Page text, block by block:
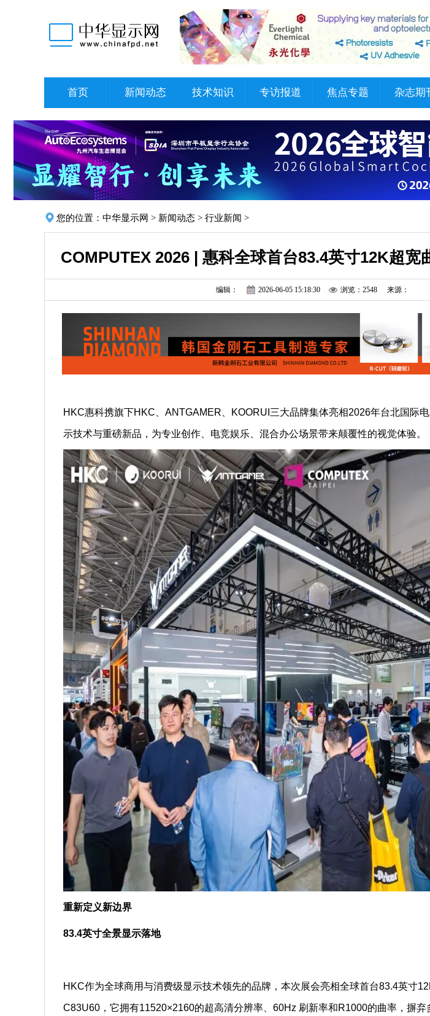
首页 新闻动态 技术知识 专访报道 焦点专题 杂志期
您的位置： 中华显示网 > 新闻动态 > 行业新闻 >
COMPUTEX 2026 | 惠科全球首台83.4英寸12K超宽
编辑： 2026-06-05 15:18:30 浏览：2548 来源：
HKC惠科携旗下HKC、ANTGAMER、KOORUI三大品牌集体亮相2026年台北国际
示技术与重磅新品，为专业创作、电竞娱乐、混合办公场景带来颠覆性的视觉体验。
重新定义新边界
83.4英寸全景显示落地
HKC作为全球商用与消费级显示技术领先的品牌，本次展会亮相全球首台83.4英寸
C83U60，它拥有11520×2160的超高清分辨率、60Hz 刷新率和R1000的曲率，摒